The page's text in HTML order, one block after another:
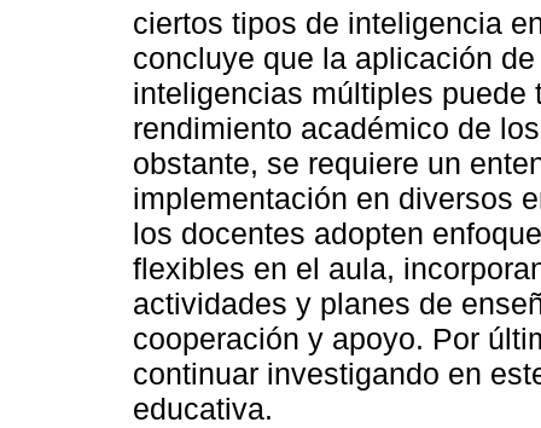
ciertos tipos de inteligencia
concluye que la aplicación
inteligencias múltiples
rendimiento académico de
obstante, se requiere un
implementación en diversos
los docentes adopten
flexibles en el aula,
actividades y planes de
cooperación y apoyo. Por
continuar investigando en
educativa.